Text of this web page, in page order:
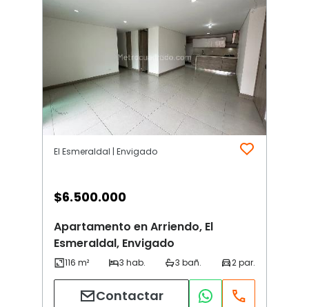
El Esmeraldal | Envigado
$6.500.000
Apartamento en Arriendo, El
Esmeraldal, Envigado
Contactar